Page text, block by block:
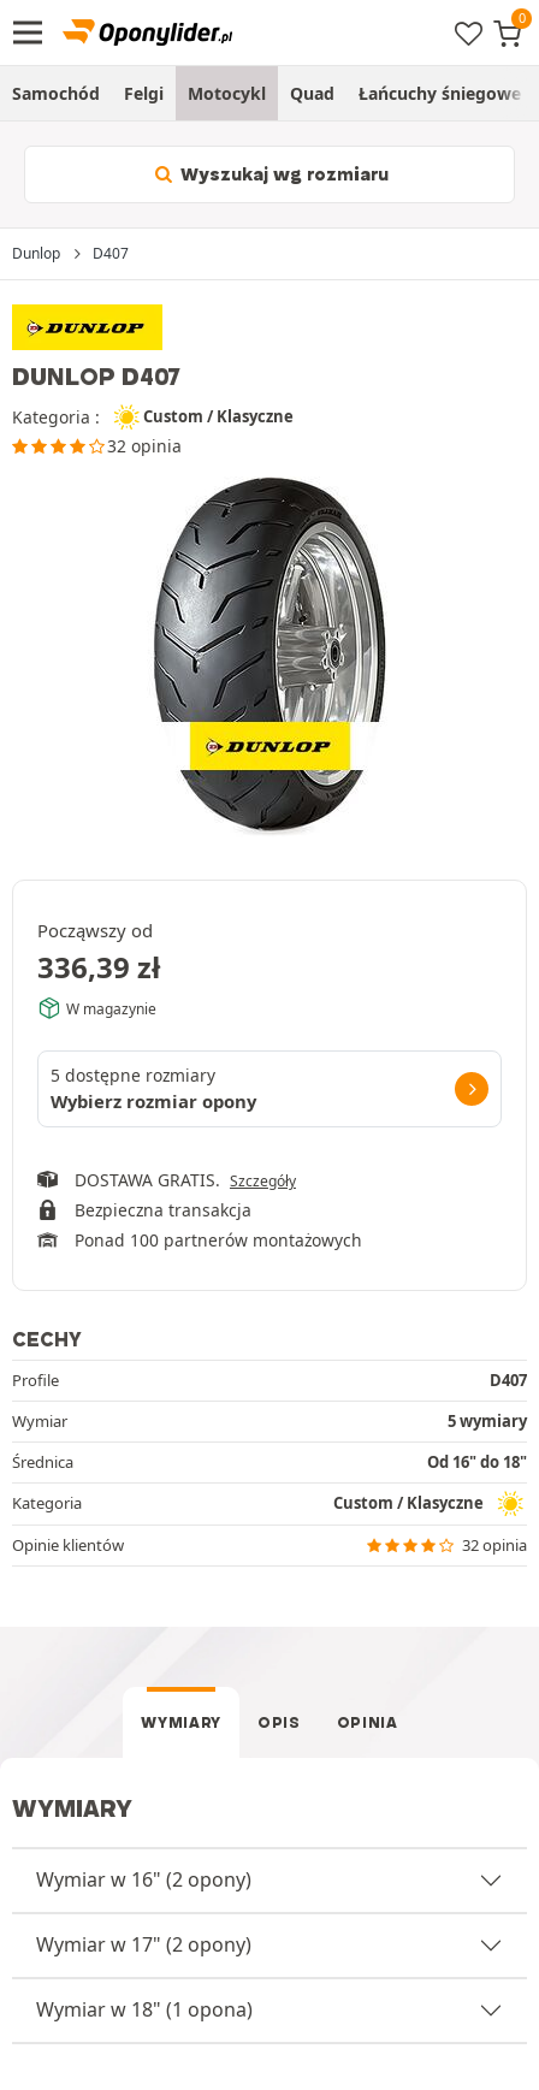
Samochód Felgi Motocykl Quad Łańcuchy śniegowe
Wyszukaj wg rozmiaru
Dunlop D407
DUNLOP D407
Kategoria : Custom / Klasyczne
32 opinia
Począwszy od
336,39 zł
W magazynie
5 dostępne rozmiary
Wybierz rozmiar opony
DOSTAWA GRATIS. Szczegóły
Bezpieczna transakcja
Ponad 100 partnerów montażowych
CECHY
Profile
D407
Wymiar
5 wymiary
Średnica
Od 16" do 18"
Kategoria
Custom / Klasyczne
Opinie klientów
32 opinia
WYMIARY OPIS OPINIA
WYMIARY
Wymiar w 16" (2 opony)
Wymiar w 17" (2 opony)
Wymiar w 18" (1 opona)